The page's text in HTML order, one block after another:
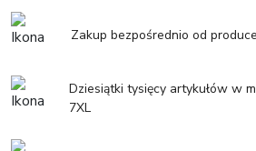
Zakup bezpośrednio od
Dziesiątki tysięcy artykułów w
7XL